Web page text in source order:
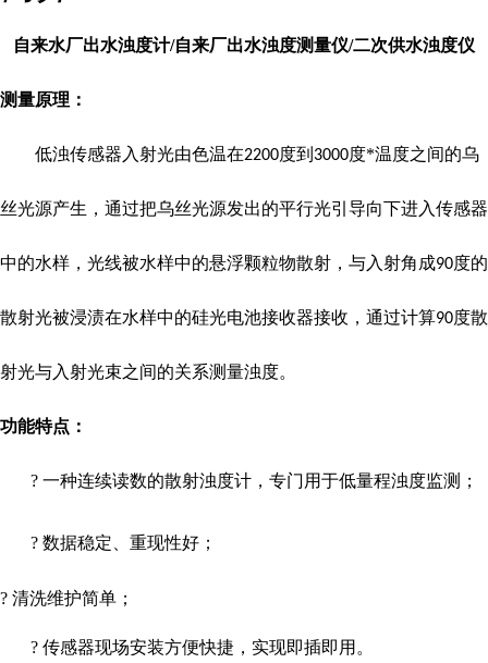
自来水厂出水浊度计/自来厂出水浊度测量仪/二次供水浊度仪
测量原理：
低浊传感器入射光由色温在2200度到 3000度*温度之间的乌
丝光源产生，通过把乌丝光源发出的平行光引导向下进入传感器
中的水样，光线被水样中的悬浮颗粒物散射，与入射角成90度的
散射光被浸渍在水样中的硅光电池接收器接收，通过计算90度散
射光与入射光束之间的关系测量浊度。
功能特点：
? 一种连续读数的散射浊度计，专门用于低量程浊度监测；
? 数据稳定、重现性好；
? 清洗维护简单；
? 传感器现场安装方便快捷，实现即插即用。